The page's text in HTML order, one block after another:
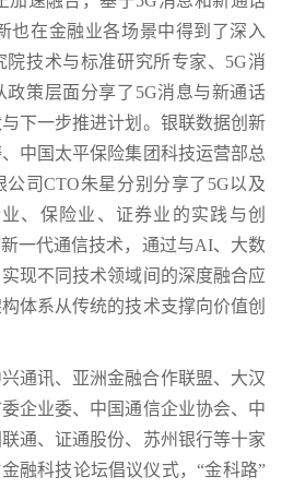
也在金融业各场景中得到了深入
技术与标准研究所专家、5G消
政策层面分享了5G消息与新通话
下一步推进计划。银联数据创新
中国太平保险集团科技运营部总
司CTO朱星分别分享了5G以及
、保险业、证券业的实践与创
一代通信技术，通过与AI、大数
现不同技术领域间的深度融合应
体系从传统的技术支撑向价值创
通讯、亚洲金融合作联盟、大汉
企业委、中国通信企业协会、中
通、证通股份、苏州银行等十家
融科技论坛倡议仪式，“金科路”